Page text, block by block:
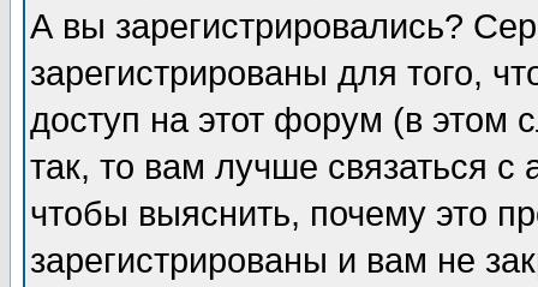
А вы зарегистрировались?
зарегистрированы для того,
доступ на этот форум (в этом
так, то вам лучше связаться
чтобы выяснить, почему это
зарегистрированы и вам не